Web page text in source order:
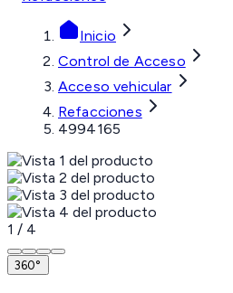
Inicio
Control de Acceso
Acceso vehicular
Refacciones
4994165
1 / 4
360°